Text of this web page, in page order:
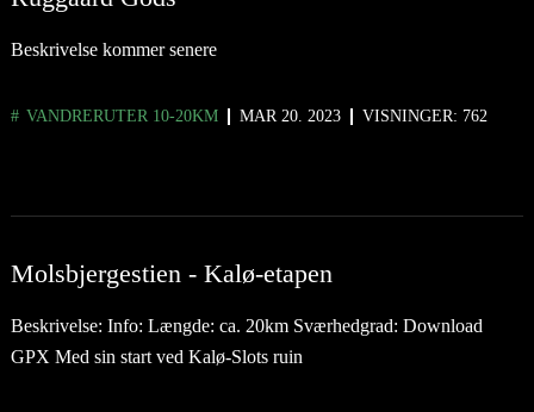
Beskrivelse kommer senere
VANDRERUTER 10-20KM MAR 20. 2023 VISNINGER: 762
Molsbjergestien - Kalø-etapen
Beskrivelse: Info: Længde: ca. 20km Sværhedgrad: Download
GPX Med sin start ved Kalø-Slots ruin